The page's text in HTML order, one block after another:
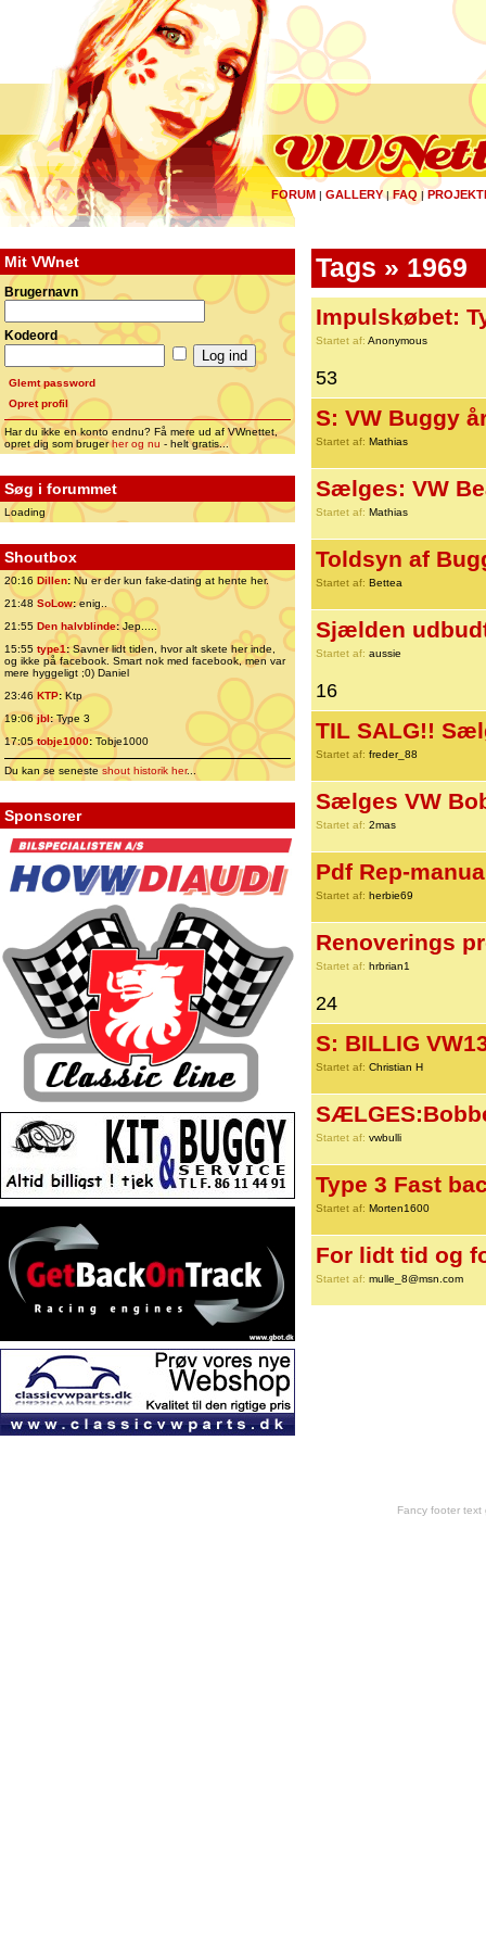
FORUM | GALLERY|FAQ |
Mit VWnet
Brugernavn
Kodeord
Glemt password
Opret profil
Har du ikke en konto endnu? Få mere ud af VWnettet,
opret dig som brugerher og nu - helt gratis...
Søg i forummet
Loading
Shoutbox
20:16 Dillen: Nu er der kun fake-dating at hente her.
21:48 SoLow:enig..
21:55 Den halvblinde:Jep.....
15:55 type1:Savner lidt tiden, hvor alt skete her inde,
og ikke på facebook. Smart nok med facebook, men var
mere hyggeligt ;0) Daniel
23:46 KTP:Ktp
19:06jbl:Type 3
17:05tobje1000: Tobje1000
Du kan se senesteshout historik her...
Sponsorer
Tags » 1969
Impulskøbet:
Startet af: Anonymous
53
S: VW Buggy
Startet af: Mathias
Sælges: VW
Startet af: Mathias
Toldsyn af
Startet af: Bettea
Sjælden
Startet af: aussie
16
TIL SALG!!
Startet af: freder_88
Sælges VW
Startet af: 2mas
Pdf Rep-
Startet af: herbie69
Renoverings
Startet af: hrbrian1
24
S: BILLIG
Startet af: Christian H
Startet af: vwbulli
Type 3 Fast
Startet af: Morten1600
For lidt tid og
Startet af: mulle_8@msn.com
Fancy footer